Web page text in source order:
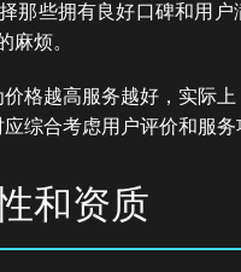
那些拥有良好口碑和用
麻烦。
格越高服务越好，实际
综合考虑用户评价和服务
和资质